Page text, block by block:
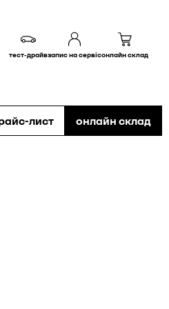
тест-драйвзапис на сервісонлайн склад
лист онлайн склад